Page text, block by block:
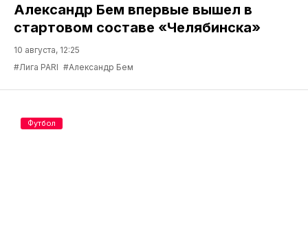
Александр Бем впервые вышел в
стартовом составе «Челябинска»
10 августа, 12:25
#Лига PARI #Александр Бем
Футбол